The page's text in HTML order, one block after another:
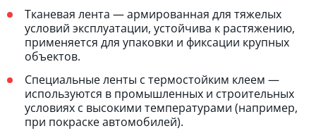
Тканевая лента — армированная для тяжелых
условий эксплуатации, устойчива к растяжению,
применяется для упаковки и фиксации крупных
объектов.
Специальные ленты с термостойким клеем —
используются в промышленных и строительных
условиях с высокими температурами (например,
при покраске автомобилей).